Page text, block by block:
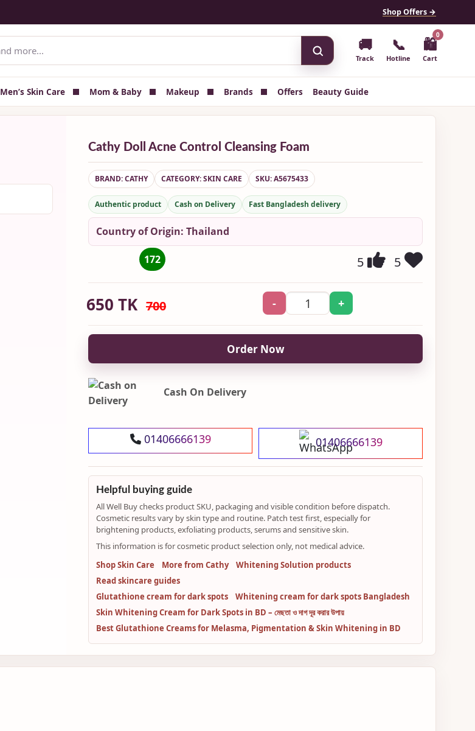
Shop Offers →
🚚
Track
📞
Hotline
🛍
0
Cart
Men’s Skin Care Mom & Baby Makeup Brands Offers Beauty Guide
Cathy Doll Acne Control Cleansing Foam
BRAND: CATHY CATEGORY: SKIN CARE SKU: A5675433
Authentic product Cash on Delivery Fast Bangladesh delivery
Country of Origin: Thailand
172 5 5
650 TK 700 - +
Order Now
Cash On Delivery
01406666139 01406666139
Helpful buying guide
All Well Buy checks product SKU, packaging and visible condition before dispatch.
Cosmetic results vary by skin type and routine. Patch test first, especially for
brightening products, exfoliating products, serums and sensitive skin.
This information is for cosmetic product selection only, not medical advice.
Shop Skin Care
More from Cathy
Whitening Solution products
Read skincare guides
Glutathione cream for dark spots
Whitening cream for dark spots Bangladesh
Skin Whitening Cream for Dark Spots in BD – মেছতা ও দাগ দূর করার উপায়
Best Glutathione Creams for Melasma, Pigmentation & Skin Whitening in BD